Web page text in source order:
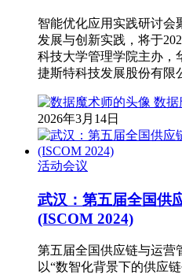
智能优化应用实践研讨会
发展与创新实践，将于
科技大学管理学院主办，
捷斯特科技发展股份有限
数据
2026年3月14日
活动会议
武汉：第五届全国供
(ISCOM 2024)
第五届全国供应链与运营
以“数智化背景下的供应